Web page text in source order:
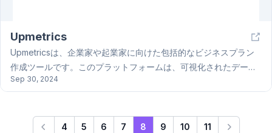
Upmetrics
Upmetricsは、企業家や起業家に向けた包括的なビジネスプラン
作成ツールです。このプラットフォームは、可視化されたデータ
分析、リアルタイムの共同作業、AIによるコンテンツ作成を通じ
成功を目指せます。これにより、Upmetricsは創業支援の重要な
Sep 30, 2024
4 5 6 7 8 9 10 11